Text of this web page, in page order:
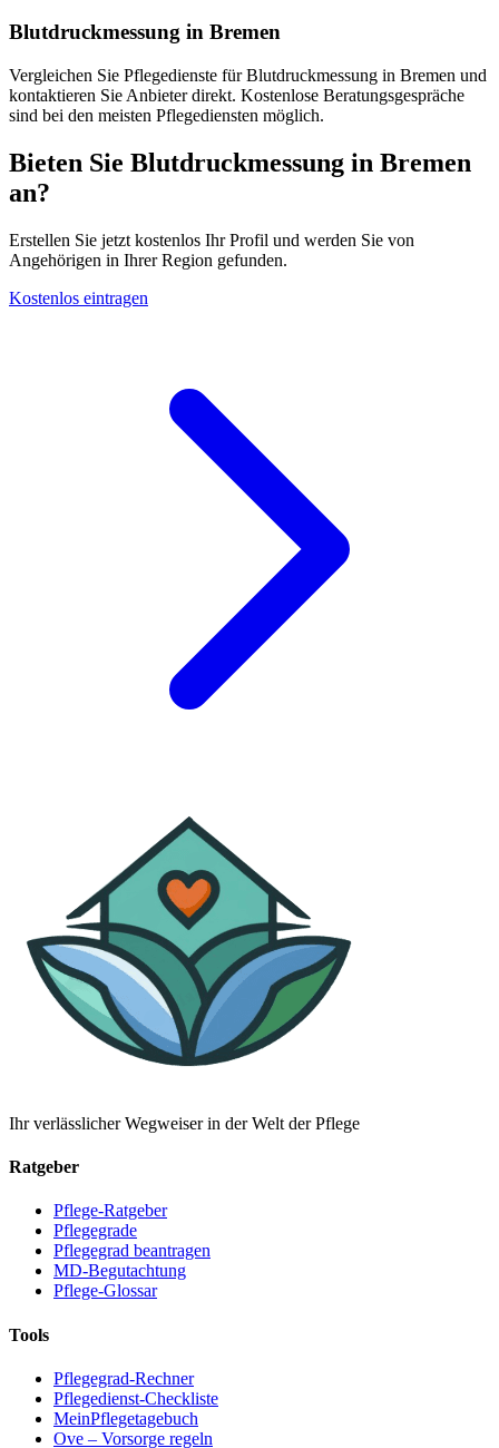
Blutdruckmessung in Bremen
Vergleichen Sie Pflegedienste für Blutdruckmessung in Bremen und
kontaktieren Sie Anbieter direkt. Kostenlose Beratungsgespräche
sind bei den meisten Pflegediensten möglich.
Bieten Sie Blutdruckmessung in Bremen
an?
Erstellen Sie jetzt kostenlos Ihr Profil und werden Sie von
Angehörigen in Ihrer Region gefunden.
Kostenlos eintragen
Ihr verlässlicher Wegweiser in der Welt der Pflege
Ratgeber
Pflege-Ratgeber
Pflegegrade
Pflegegrad beantragen
MD-Begutachtung
Pflege-Glossar
Tools
Pflegegrad-Rechner
Pflegedienst-Checkliste
MeinPflegetagebuch
Ove – Vorsorge regeln